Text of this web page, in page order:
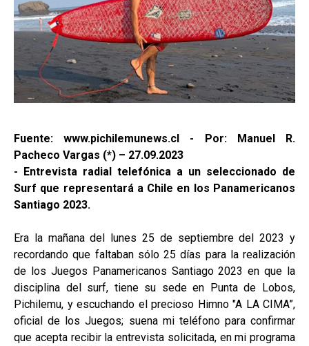
Fuente: www.pichilemunews.cl - Por: Manuel R.
Pacheco Vargas (*) – 27.09.2023
- Entrevista radial telefónica a un seleccionado de
Surf que representará a Chile en los Panamericanos
Santiago 2023.
Era la mañana del lunes 25 de septiembre del 2023 y
recordando que faltaban sólo 25 días para la realización
de los Juegos Panamericanos Santiago 2023 en que la
disciplina del surf, tiene su sede en Punta de Lobos,
Pichilemu, y escuchando el precioso Himno "A LA CIMA”,
oficial de los Juegos; suena mi teléfono para confirmar
que acepta recibir la entrevista solicitada, en mi programa